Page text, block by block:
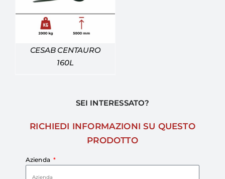
CESAB CENTAURO
160L
SEI INTERESSATO?
RICHIEDI INFORMAZIONI SU QUESTO
PRODOTTO
Azienda